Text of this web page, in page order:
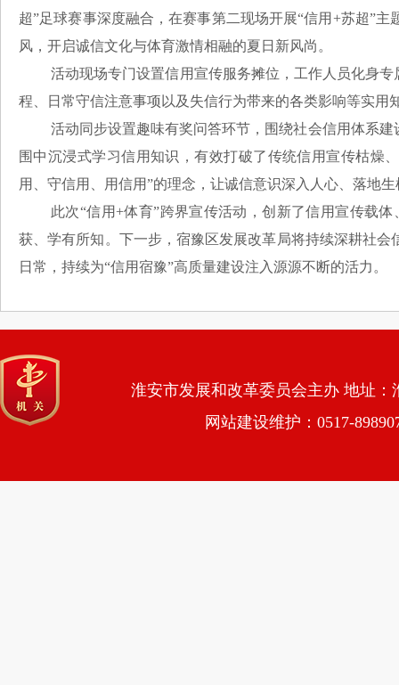
超”足球赛事深度融合，在赛事第二现场开展“信用+苏超”
风，开启诚信文化与体育激情相融的夏日新风尚。
活动现场专门设置信用宣传服务摊位，工作人员化身
程、日常守信注意事项以及失信行为带来的各类影响等实
活动同步设置趣味有奖问答环节，围绕社会信用体系
围中沉浸式学习信用知识，有效打破了传统信用宣传枯燥
用、守信用、用信用”的理念，让诚信意识深入人心、落地生
此次“信用+体育”跨界宣传活动，创新了信用宣传载
获、学有所知。下一步，宿豫区发展改革局将持续深耕社
日常，持续为“信用宿豫”高质量建设注入源源不断的活力。
淮安市发展和改革委员会主办 地址：
网站建设维护：0517-